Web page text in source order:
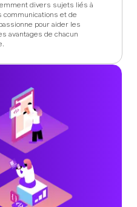
divers sujets liés à
communications et de
pour aider les
avantages de chacun